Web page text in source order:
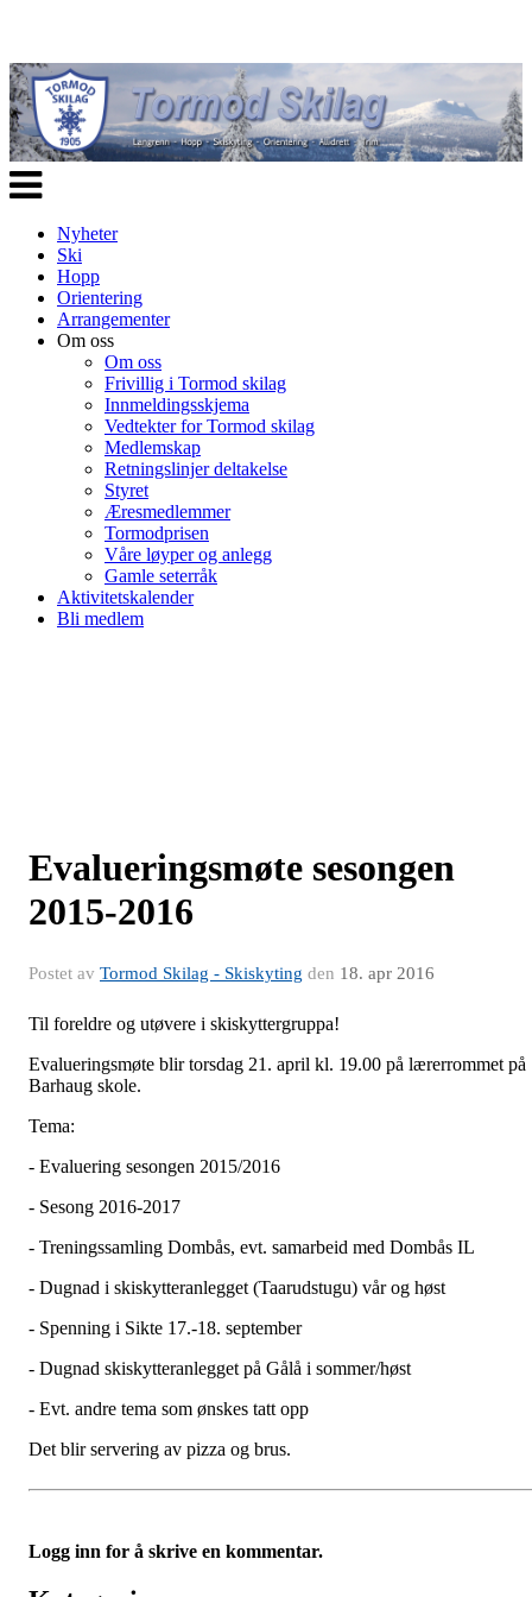
Veksle
navigasjon
Nyheter
Ski
Hopp
Orientering
Arrangementer
Om oss
Om oss
Frivillig i Tormod skilag
Innmeldingsskjema
Vedtekter for Tormod skilag
Medlemskap
Retningslinjer deltakelse
Styret
Æresmedlemmer
Tormodprisen
Våre løyper og anlegg
Gamle seterråk
Aktivitetskalender
Bli medlem
Evalueringsmøte sesongen
2015-2016
Postet av Tormod Skilag - Skiskyting den 18. apr 2016
Til foreldre og utøvere i skiskyttergruppa!
Evalueringsmøte blir torsdag 21. april kl. 19.00 på lærerrommet på
Barhaug skole.
Tema:
- Evaluering sesongen 2015/2016
- Sesong 2016-2017
- Treningssamling Dombås, evt. samarbeid med Dombås IL
- Dugnad i skiskytteranlegget (Taarudstugu) vår og høst
- Spenning i Sikte 17.-18. september
- Dugnad skiskytteranlegget på Gålå i sommer/høst
- Evt. andre tema som ønskes tatt opp
Det blir servering av pizza og brus.
Logg inn for å skrive en kommentar.